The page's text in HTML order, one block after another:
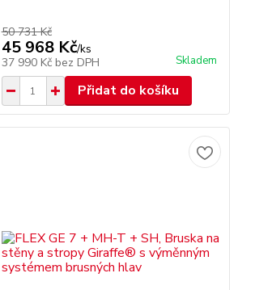
50 731 Kč
45 968 Kč/ks
37 990 Kč bez DPH Skladem
Přidat do košíku